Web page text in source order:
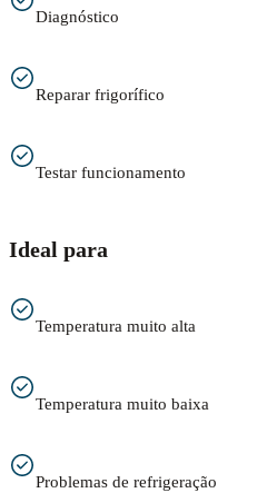
Diagnóstico
Reparar frigorífico
Testar funcionamento
Ideal para
Temperatura muito alta
Temperatura muito baixa
Problemas de refrigeração